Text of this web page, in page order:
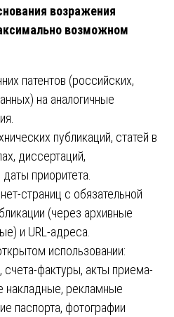
возражения
возможном
патентов (российских,
на аналогичные
публикаций, статей в
диссертаций,
приоритета.
страниц с обязательной
(через архивные
и URL-адреса.
использовании:
счета-фактуры, акты приема-
накладные, рекламные
паспорта, фотографии